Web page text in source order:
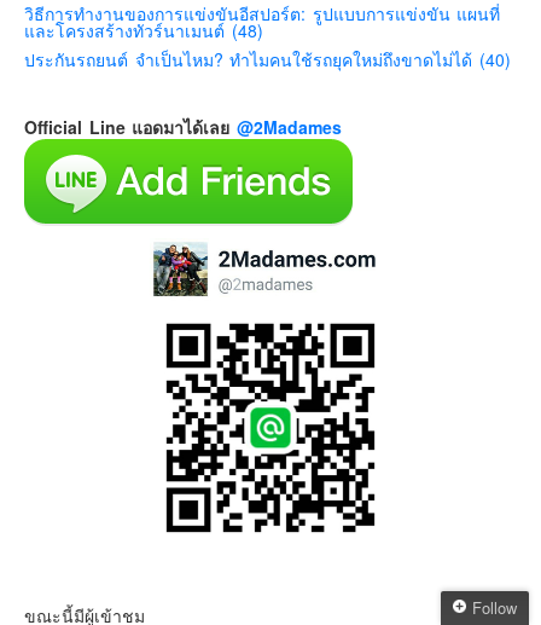
วิธีการทำงานของการแข่งขันอีสปอร์ต: รูปแบบการแข่งขัน แผนที่
และโครงสร้างทัวร์นาเมนต์ (48)
ประกันรถยนต์ จำเป็นไหม? ทำไมคนใช้รถยุคใหม่ถึงขาดไม่ได้ (40)
Official Line แอดมาได้เลย @2Madames
ขณะนี้มีผู้เข้าชม Follow